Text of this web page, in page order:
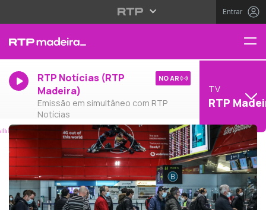
Entrar
RTP Notícias (RTP
Madeira)
Emissão em simultâneo com RTP
Notícias
NO AR
TV
RTP